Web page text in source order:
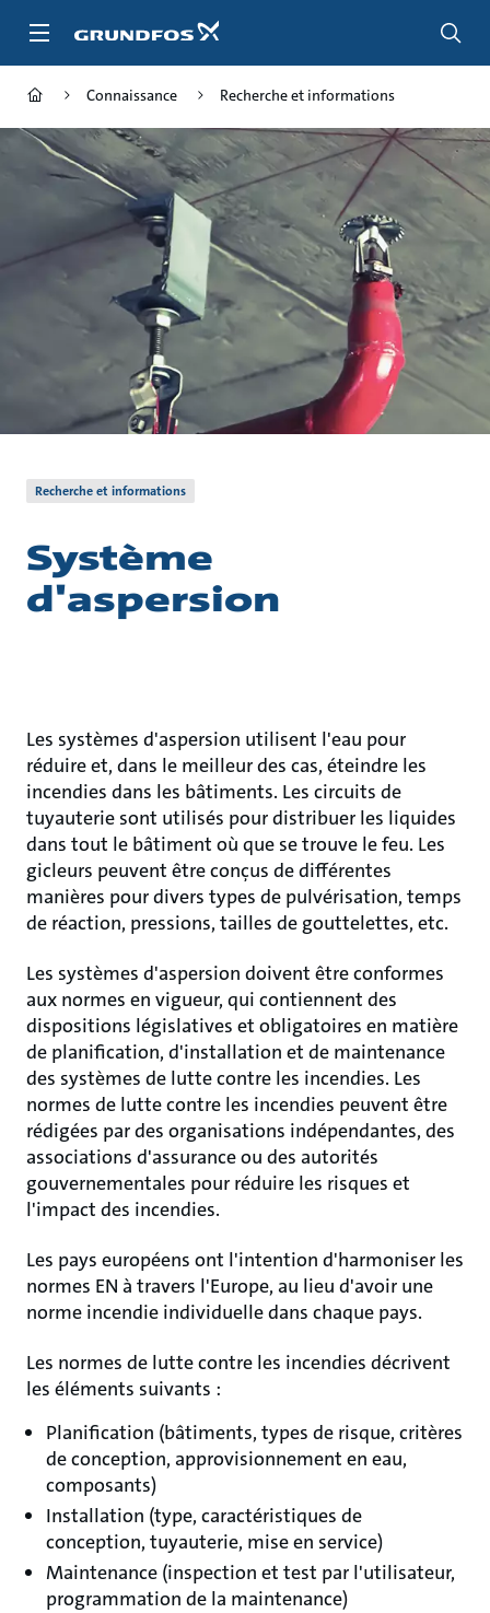
Connaissance Recherche et informations
Recherche et informations
Système
d'aspersion
Les systèmes d'aspersion utilisent l'eau pour
réduire et, dans le meilleur des cas, éteindre les
incendies dans les bâtiments. Les circuits de
tuyauterie sont utilisés pour distribuer les liquides
dans tout le bâtiment où que se trouve le feu. Les
gicleurs peuvent être conçus de différentes
manières pour divers types de pulvérisation, temps
de réaction, pressions, tailles de gouttelettes, etc.
Les systèmes d'aspersion doivent être conformes
aux normes en vigueur, qui contiennent des
dispositions législatives et obligatoires en matière
de planification, d'installation et de maintenance
des systèmes de lutte contre les incendies. Les
normes de lutte contre les incendies peuvent être
rédigées par des organisations indépendantes, des
associations d'assurance ou des autorités
gouvernementales pour réduire les risques et
l'impact des incendies.
Les pays européens ont l'intention d'harmoniser les
normes EN à travers l'Europe, au lieu d'avoir une
norme incendie individuelle dans chaque pays.
Les normes de lutte contre les incendies décrivent
les éléments suivants :
Planification (bâtiments, types de risque, critères
de conception, approvisionnement en eau,
composants)
Installation (type, caractéristiques de
conception, tuyauterie, mise en service)
Maintenance (inspection et test par l'utilisateur,
programmation de la maintenance)